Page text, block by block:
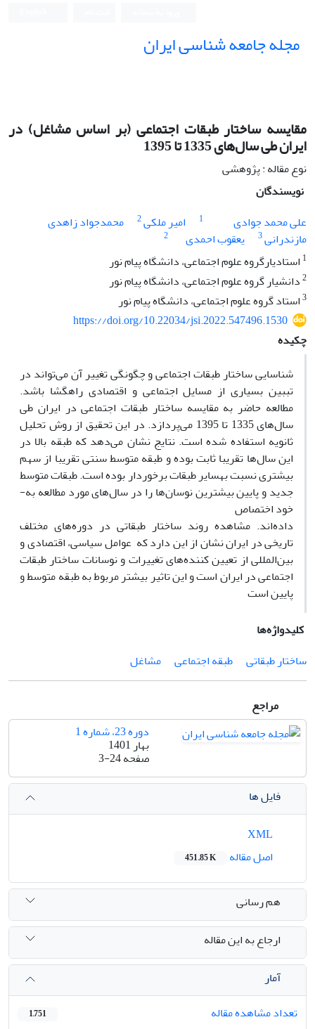
مجله جامعه شناسی ایران
مقایسه ساختار طبقات اجتماعی (بر اساس مشاغل) در
ایران طی سال‌های 1335 تا 1395
نوع مقاله : پژوهشی
نویسندگان
علی محمد جوادی
1 امیر ملکی2
محمدجواد زاهدی
مازندرانی3 یعقوب احمدی
2
1 استادیارگروه علوم اجتماعی، دانشگاه پیام نور
2دانشیار گروه علوم اجتماعی، دانشگاه پیام نور
3استاد گروه علوم اجتماعی، دانشگاه پیام نور
https://doi.org/10.22034/jsi.2022.547496.1530
چکیده
شناسایی ساختار طبقات اجتماعی و چگونگی تغییر آن می‌تواند در
تببین بسیاری از مسایل اجتماعی و اقتصادی راهگشا باشد.
مطالعه حاضر به­ مقایسه ساختار طبقات اجتماعی در ایران طی
سال‌های 1335 تا 1395 می‌پردازد. در این تحقیق از روش تحلیل
ثانویه استفاده شده است. نتایج نشان می‌دهد که طبقه بالا در
این سال‌ها تقریبا ثابت بوده و طبقه متوسط سنتی تقریبا از سهم
بیشتری نسبت به­سایر طبقات برخوردار بوده است. طبقات متوسط
جدید و پایین بیشترین نوسان‌ها را در سال‌های مورد مطالعه به­
خود اختصاص
داده‌اند. مشاهده روند ساختار طبقاتی در دوره‌های مختلف
تاریخی در ایران نشان از این دارد که عوامل سیاسی، اقتصادی و
بین‌المللی از تعیین کننده‌های تغییرات و نوسانات ساختار طبقات
اجتماعی در ایران است و این تاثیر بیشتر مربوط به­ طبقه متوسط و
پایین است
کلیدواژه‌ها
ساختار طبقاتی
طبقه اجتماعی مشاغل
مراجع
دوره 23، شماره 1
بهار 1401
صفحه3-24
فایل ها
اصل مقاله
451.85 K
هم رسانی
ارجاع به این مقاله
آمار
تعداد مشاهده مقاله
1,751